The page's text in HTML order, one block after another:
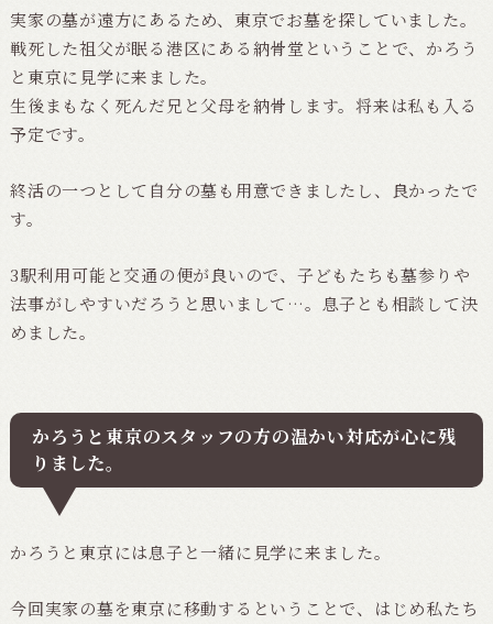
実家の墓が遠方にあるため、東京でお墓を探していました。
戦死した祖父が眠る港区にある納骨堂ということで、かろう
と東京に見学に来ました。
生後まもなく死んだ兄と父母を納骨します。将来は私も入る
予定です。
終活の一つとして自分の墓も用意できましたし、良かったで
す。
3駅利用可能と交通の便が良いので、子どもたちも墓参りや
法事がしやすいだろうと思いまして…。息子とも相談して決
めました。
かろうと東京のスタッフの方の温かい対応が心に残
りました。
かろうと東京には息子と一緒に見学に来ました。
今回実家の墓を東京に移動するということで、はじめ私たち